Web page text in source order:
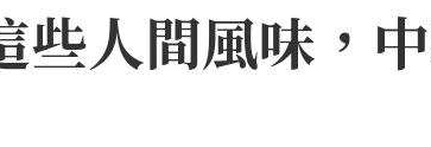
些人間風味，